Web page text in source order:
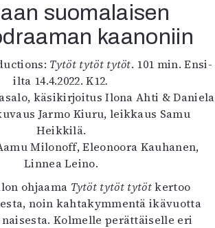
Sámegillii
Pääkirjoitus
Oulu2026
Näyttelyt
Musiikki
Levyt
Kuvataide
Kirjat
In English
Esitystaide
Arkisto
suomalaisen
kaanoniin
Tytöt tytöt tytöt. 101 min. Ensi-
ilta 14.4.2022. K12.
käsikirjoitus Ilona Ahti & Daniela
Jarmo Kiuru, leikkaus Samu
Heikkilä.
Milonoff, Eleonoora Kauhanen,
Linnea Leino.
ohjaama Tytöt tytöt tytötkertoo
noin kahtakymmentä ikävuotta
Kolmelle perättäiselle eri